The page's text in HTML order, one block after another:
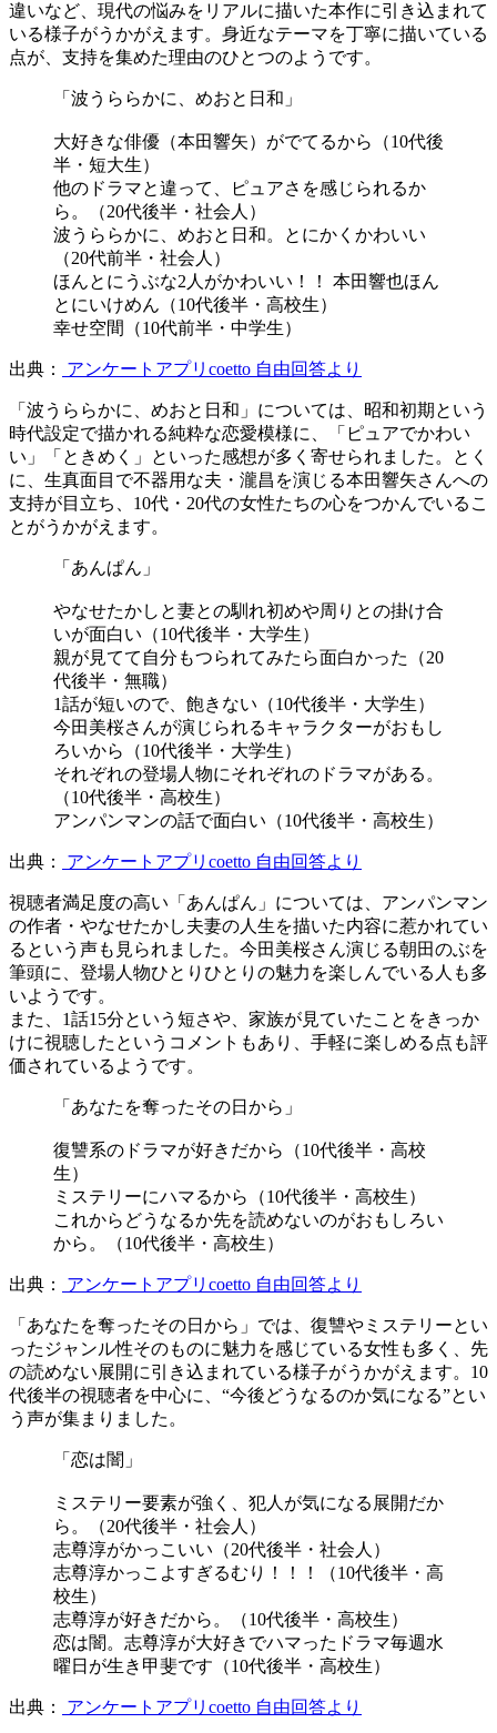
違いなど、現代の悩みをリアルに描いた本作に引き込まれて
いる様子がうかがえます。身近なテーマを丁寧に描いている
点が、支持を集めた理由のひとつのようです。
「波うららかに、めおと日和」
大好きな俳優（本田響矢）がでてるから（10代後
半・短大生）
他のドラマと違って、ピュアさを感じられるか
ら。（20代後半・社会人）
波うららかに、めおと日和。とにかくかわいい
（20代前半・社会人）
ほんとにうぶな2人がかわいい！！ 本田響也ほん
とにいけめん（10代後半・高校生）
幸せ空間（10代前半・中学生）
出典： アンケートアプリcoetto 自由回答より
「波うららかに、めおと日和」については、昭和初期という
時代設定で描かれる純粋な恋愛模様に、「ピュアでかわい
い」「ときめく」といった感想が多く寄せられました。とく
に、生真面目で不器用な夫・瀧昌を演じる本田響矢さんへの
支持が目立ち、10代・20代の女性たちの心をつかんでいるこ
とがうかがえます。
「あんぱん」
やなせたかしと妻との馴れ初めや周りとの掛け合
いが面白い（10代後半・大学生）
親が見てて自分もつられてみたら面白かった（20
代後半・無職）
1話が短いので、飽きない（10代後半・大学生）
今田美桜さんが演じられるキャラクターがおもし
ろいから（10代後半・大学生）
それぞれの登場人物にそれぞれのドラマがある。
（10代後半・高校生）
アンパンマンの話で面白い（10代後半・高校生）
出典： アンケートアプリcoetto 自由回答より
視聴者満足度の高い「あんぱん」については、アンパンマン
の作者・やなせたかし夫妻の人生を描いた内容に惹かれてい
るという声も見られました。今田美桜さん演じる朝田のぶを
筆頭に、登場人物ひとりひとりの魅力を楽しんでいる人も多
いようです。
また、1話15分という短さや、家族が見ていたことをきっか
けに視聴したというコメントもあり、手軽に楽しめる点も評
価されているようです。
「あなたを奪ったその日から」
復讐系のドラマが好きだから（10代後半・高校
生）
ミステリーにハマるから（10代後半・高校生）
これからどうなるか先を読めないのがおもしろい
から。（10代後半・高校生）
出典： アンケートアプリcoetto 自由回答より
「あなたを奪ったその日から」では、復讐やミステリーとい
ったジャンル性そのものに魅力を感じている女性も多く、先
の読めない展開に引き込まれている様子がうかがえます。10
代後半の視聴者を中心に、“今後どうなるのか気になる”とい
う声が集まりました。
「恋は闇」
ミステリー要素が強く、犯人が気になる展開だか
ら。（20代後半・社会人）
志尊淳がかっこいい（20代後半・社会人）
志尊淳かっこよすぎるむり！！！（10代後半・高
校生）
志尊淳が好きだから。（10代後半・高校生）
恋は闇。志尊淳が大好きでハマったドラマ毎週水
曜日が生き甲斐です（10代後半・高校生）
出典： アンケートアプリcoetto 自由回答より